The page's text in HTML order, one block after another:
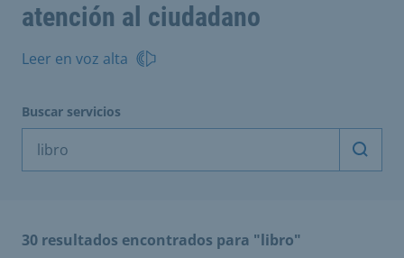
atención al ciudadano
Leer en voz alta
Buscar servicios
30 resultados encontrados para "libro"